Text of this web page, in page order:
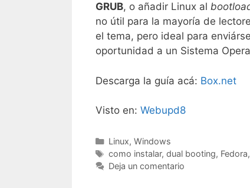
GRUB, o añadir Linux al
no útil para la mayoría de
el tema, pero ideal para
oportunidad a un Sistema
Descarga la guía acá: Box.net
Visto en: Webupd8
Categorías
Linux, Windows
Etiquetas
como instalar, dual booting, Fedora,
Deja un comentario